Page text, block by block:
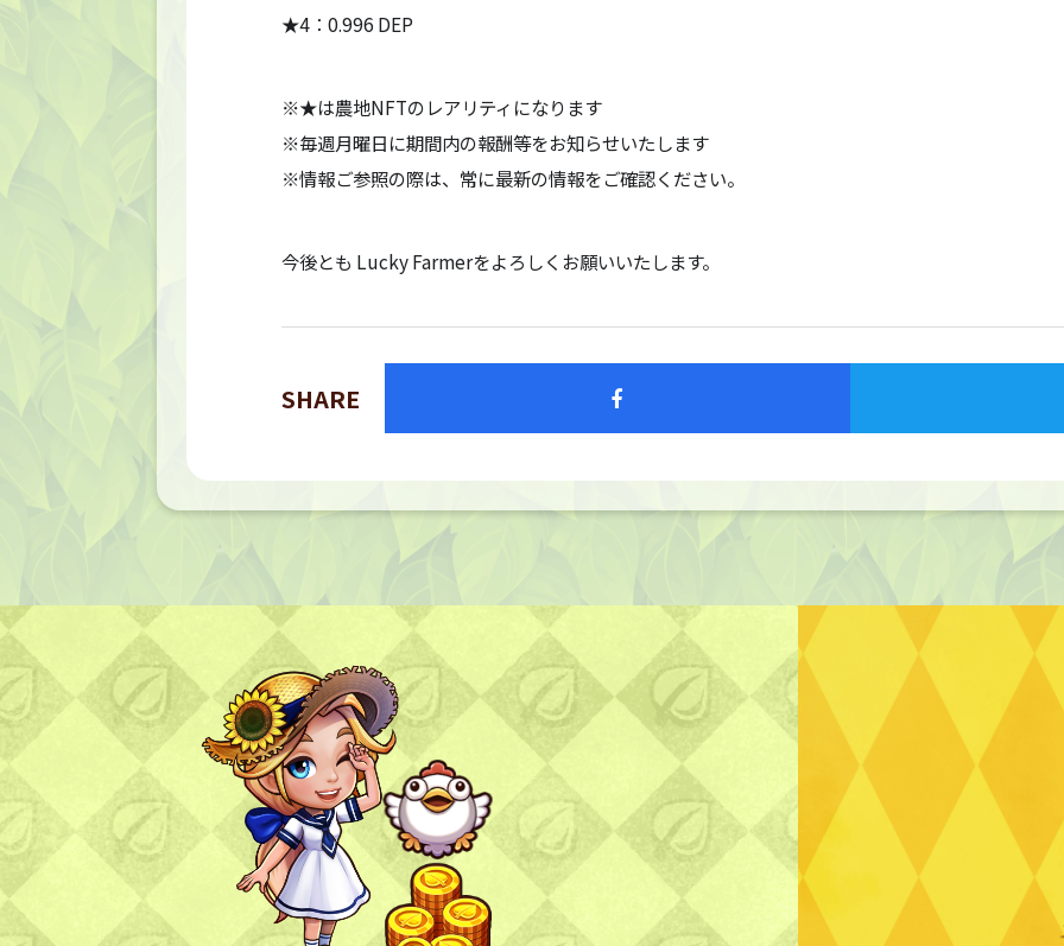
★4：0.996 DEP
※★は農地NFTのレアリティになります
※毎週月曜日に期間内の報酬等をお知らせいたします
※情報ご参照の際は、常に最新の情報をご確認ください。
今後とも Lucky Farmerをよろしくお願いいたします。
SHARE
TOP
NFT GALLERY
NFT紹介
キャラクター 農地
FAQ
よくある質問